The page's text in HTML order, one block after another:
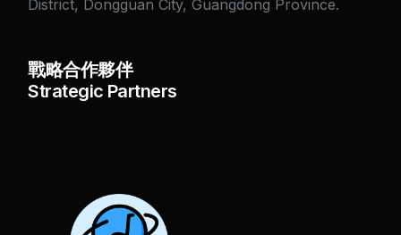
District, Dongguan City, Guangdong Province.
戰略合作夥伴
Strategic Partners